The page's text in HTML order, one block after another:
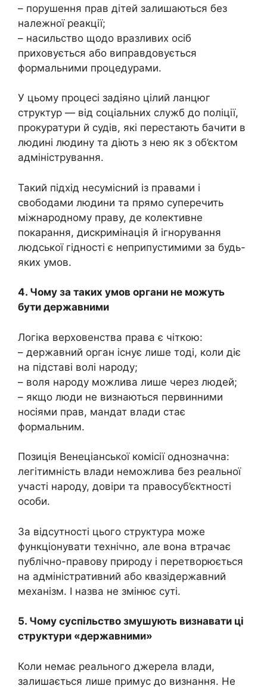
– порушення прав дітей залишаються без
належної реакції;
– насильство щодо вразливих осіб
приховується або виправдовується
формальними процедурами.
У цьому процесі задіяно цілий ланцюг
структур — від соціальних служб до поліції,
прокуратури й судів, які перестають бачити в
людині людину та діють з нею як з об’єктом
адміністрування.
Такий підхід несумісний із правами і
свободами людини та прямо суперечить
міжнародному праву, де колективне
покарання, дискримінація й ігнорування
людської гідності є неприпустимими за будь-
яких умов.
4. Чому за таких умов органи не можуть
бути державними
Логіка верховенства права є чіткою:
– державний орган існує лише тоді, коли діє
на підставі волі народу;
– воля народу можлива лише через людей;
– якщо люди не визнаються первинними
носіями прав, мандат влади стає
формальним.
Позиція Венеціанської комісії однозначна:
легітимність влади неможлива без реальної
участі народу, довіри та правосуб’єктності
особи.
За відсутності цього структура може
функціонувати технічно, але вона втрачає
публічно-правову природу і перетворюється
на адміністративний або квазідержавний
механізм. І назва не змінює суті.
5. Чому суспільство змушують визнавати ці
структури «державними»
Коли немає реального джерела влади,
залишається лише примус до визнання. Не